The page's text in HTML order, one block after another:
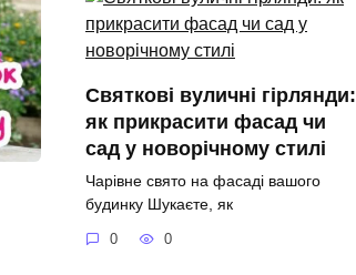
Святкові вуличні гірлянди:
як прикрасити фасад чи
сад у новорічному стилі
Чарівне свято на фасаді вашого
будинку Шукаєте, як
0 0